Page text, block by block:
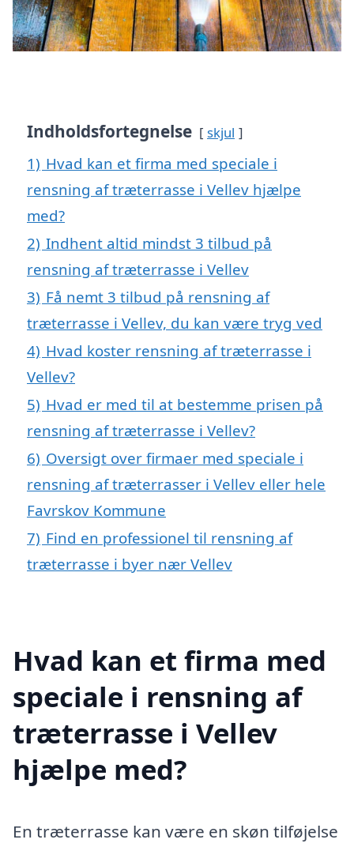
Indholdsfortegnelse skjul
1) Hvad kan et firma med speciale i
rensning af træterrasse i Vellev hjælpe
med?
2) Indhent altid mindst 3 tilbud på
rensning af træterrasse i Vellev
3) Få nemt 3 tilbud på rensning af
træterrasse i Vellev, du kan være tryg ved
4) Hvad koster rensning af træterrasse i
Vellev?
5) Hvad er med til at bestemme prisen på
rensning af træterrasse i Vellev?
6) Oversigt over firmaer med speciale i
rensning af træterrasser i Vellev eller hele
Favrskov Kommune
7) Find en professionel til rensning af
træterrasse i byer nær Vellev
Hvad kan et firma med
speciale i rensning af
træterrasse i Vellev
hjælpe med?
En træterrasse kan være en skøn tilføjelse